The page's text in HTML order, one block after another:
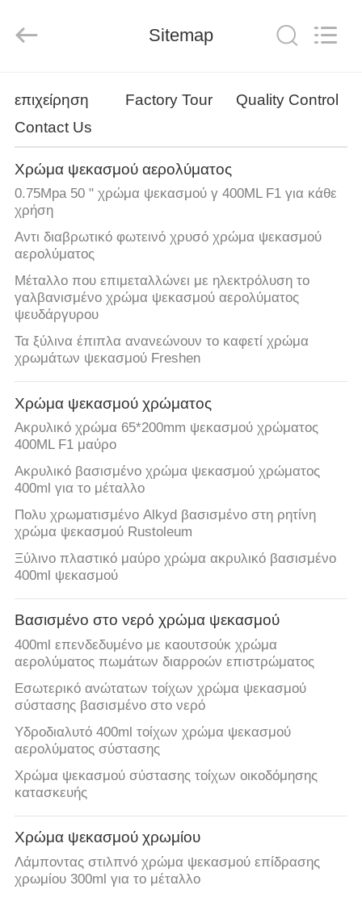
ΠΡΟΪΌΝΤΑ
ΠΕΡΊΠΟΥ
ΕΜΕΊΣ
ΓΎΡΟΣ
ΕΡΓΟΣΤΑΣΊΩΝ
ΠΟΙΟΤΙΚΌΣ
ΈΛΕΓΧΟΣ
ΜΑΣ
ΕΛΆΤΕ
ΣΕ
ΕΠΑΦΉ
ΜΕ
ΖΗΤΉΣΤΕ
ΈΝΑ
ΑΠΌΣΠΑΣΜΑ
SITEMAP
PRIVACY
POLICY
Copyright
Chemical
Ltd..
Sitemap
επιχείρηση Factory Tour
Quality Control
Contact Us
Χρώμα ψεκασμού αερολύματος
0.75Mpa 50 " χρώμα ψεκασμού γ 400ML F1 για κάθε
χρήση
Αντι διαβρωτικό φωτεινό χρυσό χρώμα ψεκασμού
αερολύματος
Μέταλλο που επιμεταλλώνει με ηλεκτρόλυση το
γαλβανισμένο χρώμα ψεκασμού αερολύματος
ψευδάργυρου
Τα ξύλινα έπιπλα ανανεώνουν το καφετί χρώμα
χρωμάτων ψεκασμού Freshen
Χρώμα ψεκασμού χρώματος
Ακρυλικό χρώμα 65*200mm ψεκασμού χρώματος
400ML F1 μαύρο
Ακρυλικό βασισμένο χρώμα ψεκασμού χρώματος
400ml για το μέταλλο
Πολυ χρωματισμένο Alkyd βασισμένο στη ρητίνη
χρώμα ψεκασμού Rustoleum
Ξύλινο πλαστικό μαύρο χρώμα ακρυλικό βασισμένο
400ml ψεκασμού
Βασισμένο στο νερό χρώμα ψεκασμού
400ml επενδεδυμένο με καουτσούκ χρώμα
αερολύματος πωμάτων διαρροών επιστρώματος
Εσωτερικό ανώτατων τοίχων χρώμα ψεκασμού
σύστασης βασισμένο στο νερό
Υδροδιαλυτό 400ml τοίχων χρώμα ψεκασμού
αερολύματος σύστασης
Χρώμα ψεκασμού σύστασης τοίχων οικοδόμησης
κατασκευής
Χρώμα ψεκασμού χρωμίου
Λάμποντας στιλπνό χρώμα ψεκασμού επίδρασης
χρωμίου 300ml για το μέταλλο